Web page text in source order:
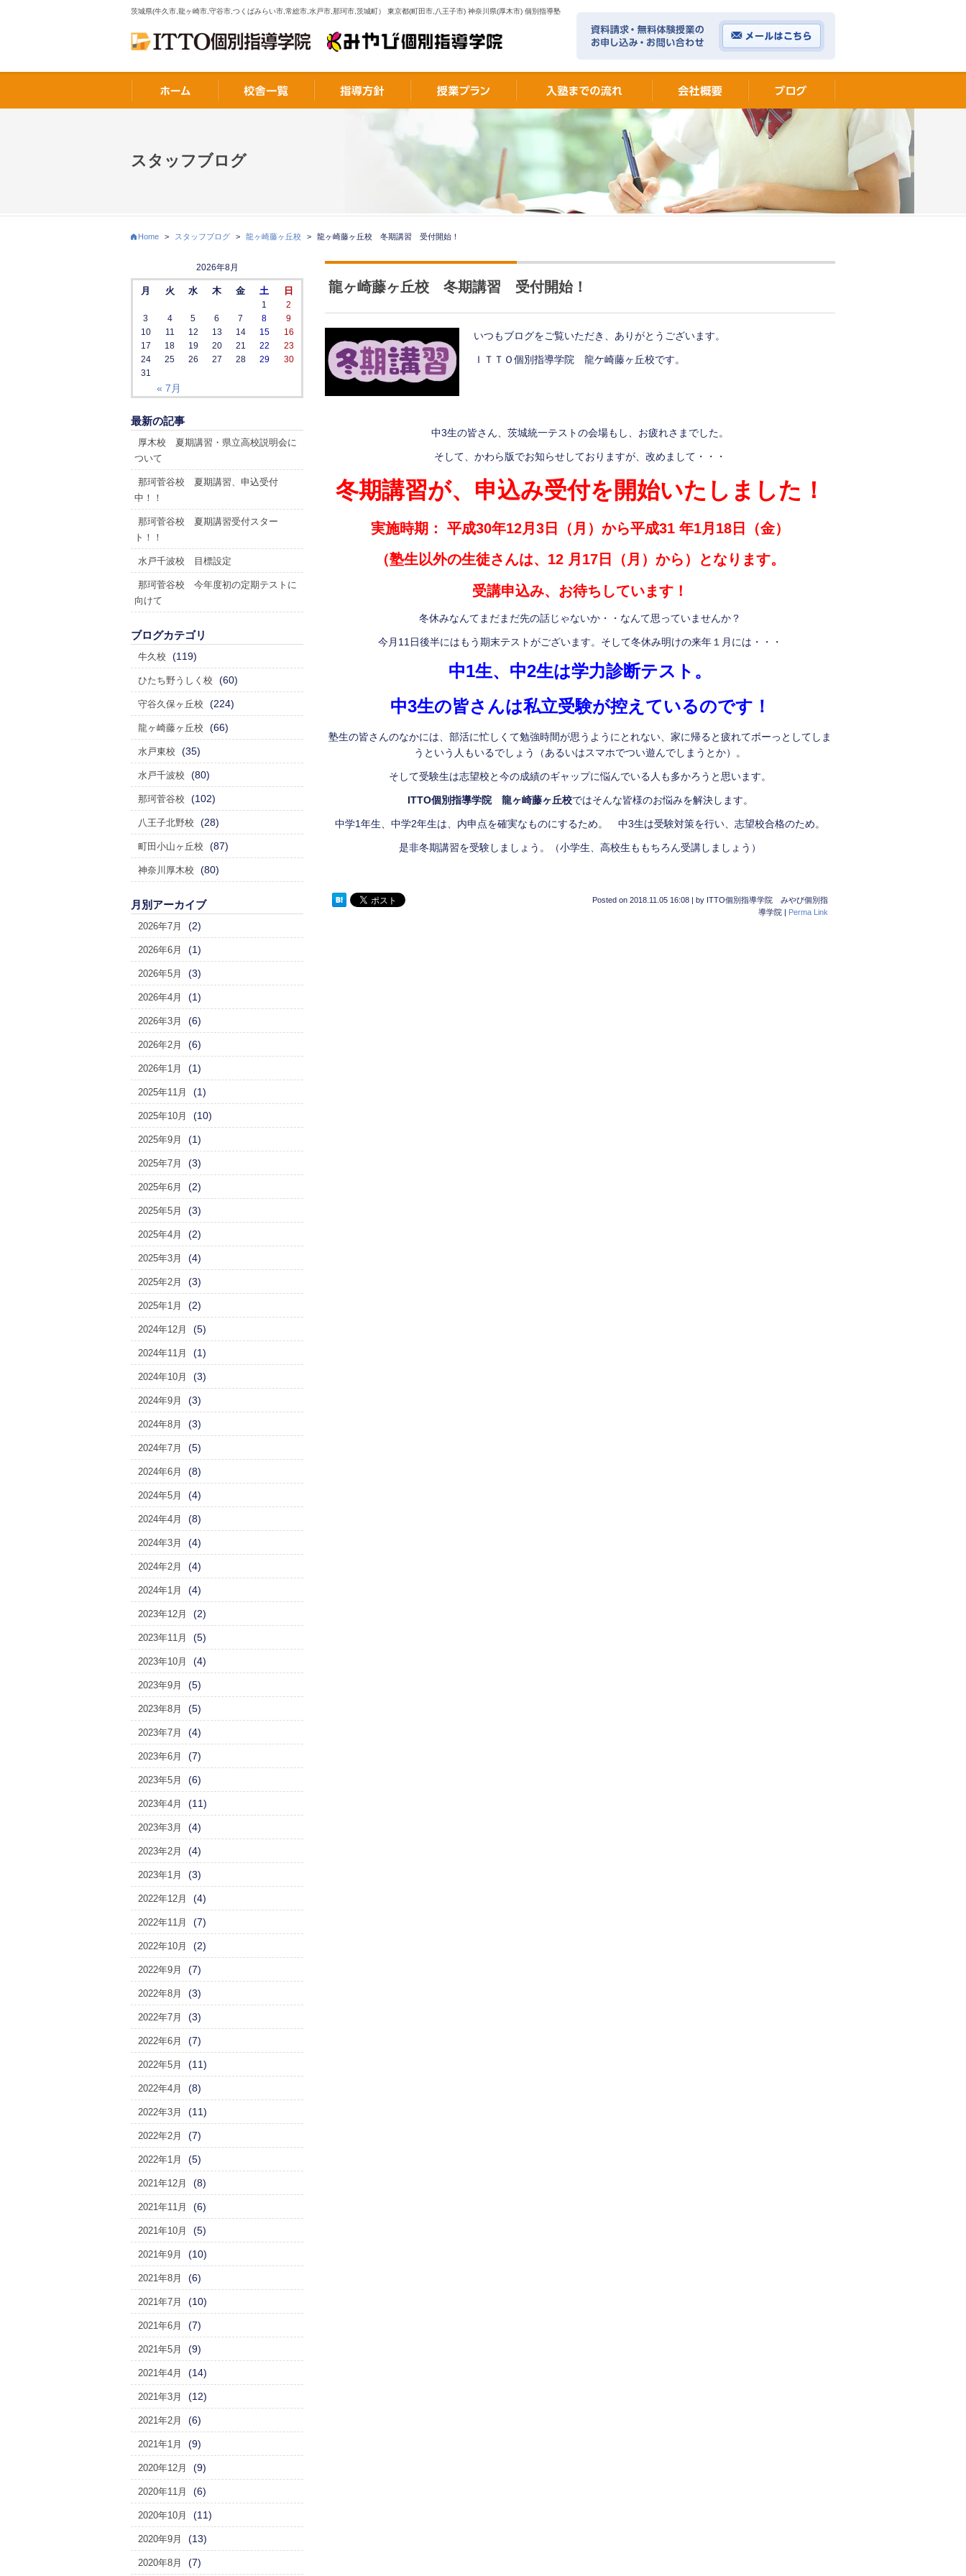
茨城県(牛久市,龍ヶ崎市,守谷市,つくばみらい市,常総市,水戸市,那珂市,茨城町） 東京都(町田市,八王子市) 神奈川県(厚木市) 個別指導塾
スタッフブログ
Home > スタッフブログ > 龍ヶ崎藤ヶ丘校 > 龍ヶ崎藤ヶ丘校 冬期講習 受付開始！
龍ヶ崎藤ヶ丘校 冬期講習 受付開始！
いつもブログをご覧いただき、ありがとうございます。
ＩＴＴＯ個別指導学院 龍ケ崎藤ヶ丘校です。
中3生の皆さん、茨城統一テストの会場もし、お疲れさまでした。
そして、かわら版でお知らせしておりますが、改めまして・・・
冬期講習が、申込み受付を開始いたしました！
実施時期： 平成30年12月3日（月）から平成31 年1月18日（金）
（塾生以外の生徒さんは、12 月17日（月）から）となります。
受講申込み、お待ちしています！
冬休みなんてまだまだ先の話じゃないか・・なんて思っていませんか？
今月11日後半にはもう期末テストがございます。そして冬休み明けの来年１月には・・・
中1生、中2生は学力診断テスト。
中3生の皆さんは私立受験が控えているのです！
塾生の皆さんのなかには、部活に忙しくて勉強時間が思うようにとれない、家に帰ると疲れてボーっとしてしま
うという人もいるでしょう（あるいはスマホでつい遊んでしまうとか）。
そして受験生は志望校と今の成績のギャップに悩んでいる人も多かろうと思います。
ITTO個別指導学院 龍ヶ崎藤ヶ丘校ではそんな皆様のお悩みを解決します。
中学1年生、中学2年生は、内申点を確実なものにするため。 中3生は受験対策を行い、志望校合格のため。
是非冬期講習を受験しましょう。（小学生、高校生ももちろん受講しましょう）
Posted on 2018.11.05 16:08 | by ITTO個別指導学院 みやび個別指
導学院 | Perma Link
2026年8月
月 火 水 木 金 土 日
« 7月
1
2
3
4 5 6 7 8
9
10
11 12 13 14 15
16
17
18 19 20 21 22
23
24
25 26 27 28 29
30
31
最新の記事
厚木校 夏期講習・県立高校説明会に
ついて
那珂菅谷校 夏期講習、申込受付
中！！
那珂菅谷校 夏期講習受付スター
ト！！
水戸千波校 目標設定
那珂菅谷校 今年度初の定期テストに
向けて
ブログカテゴリ
牛久校 (119)
ひたち野うしく校 (60)
守谷久保ヶ丘校 (224)
龍ヶ崎藤ヶ丘校 (66)
水戸東校 (35)
水戸千波校 (80)
那珂菅谷校 (102)
八王子北野校 (28)
町田小山ヶ丘校 (87)
神奈川厚木校 (80)
月別アーカイブ
2026年7月 (2)
2026年6月 (1)
2026年5月 (3)
2026年4月 (1)
2026年3月 (6)
2026年2月 (6)
2026年1月 (1)
2025年11月 (1)
2025年10月 (10)
2025年9月 (1)
2025年7月 (3)
2025年6月 (2)
2025年5月 (3)
2025年4月 (2)
2025年3月 (4)
2025年2月 (3)
2025年1月 (2)
2024年12月 (5)
2024年11月 (1)
2024年10月 (3)
2024年9月 (3)
2024年8月 (3)
2024年7月 (5)
2024年6月 (8)
2024年5月 (4)
2024年4月 (8)
2024年3月 (4)
2024年2月 (4)
2024年1月 (4)
2023年12月 (2)
2023年11月 (5)
2023年10月 (4)
2023年9月 (5)
2023年8月 (5)
2023年7月 (4)
2023年6月 (7)
2023年5月 (6)
2023年4月 (11)
2023年3月 (4)
2023年2月 (4)
2023年1月 (3)
2022年12月 (4)
2022年11月 (7)
2022年10月 (2)
2022年9月 (7)
2022年8月 (3)
2022年7月 (3)
2022年6月 (7)
2022年5月 (11)
2022年4月 (8)
2022年3月 (11)
2022年2月 (7)
2022年1月 (5)
2021年12月 (8)
2021年11月 (6)
2021年10月 (5)
2021年9月 (10)
2021年8月 (6)
2021年7月 (10)
2021年6月 (7)
2021年5月 (9)
2021年4月 (14)
2021年3月 (12)
2021年2月 (6)
2021年1月 (9)
2020年12月 (9)
2020年11月 (6)
2020年10月 (11)
2020年9月 (13)
2020年8月 (7)